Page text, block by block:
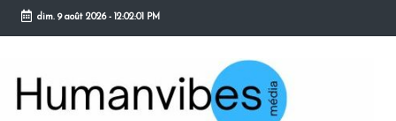
Skip
content
dim. 9 août 2026- 12:02:02 PM